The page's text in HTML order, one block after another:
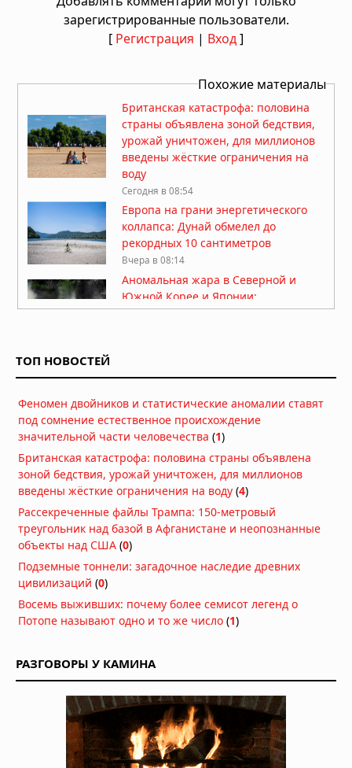
зарегистрированные пользователи.
[ Регистрация | Вход]
Похожие материалы
Британская катастрофа: половина
страны объявлена зоной бедствия,
урожай уничтожен, для миллионов
введены жёсткие ограничения на
воду
Сегодня в 08:54
Европа на грани энергетического
коллапса: Дунай обмелел до
рекордных 10 сантиметров
Вчера в 08:14
Аномальная жара в Северной и
Южной Корее и Японии:
отменённые матчи, погибшие львы
Реки Европы пересыхают: кризис
06.08.2026 в 09:04
Глобальное потепление ускорилось:
что показал новый анализ
04.08.2026 в 08:36
Изменение климата иссушает
почвы Европы: экстремальная
засуха 2026 года
Ученые нашли скрытую океанскую
климат Земли
28.07.2026 в 08:40
супер-Эль-Ниньо создают
атмосферный щит для США
25.07.2026 в 11:00
Температура океана бьет рекорды
50 дней подряд на фоне усиления
Эль-Ниньо
ТОП НОВОСТЕЙ
Феномен двойников и статистические аномалии ставят
под сомнение естественное происхождение
значительной части человечества (1)
Британская катастрофа: половина страны объявлена
зоной бедствия, урожай уничтожен, для миллионов
введены жёсткие ограничения на воду (4)
Рассекреченные файлы Трампа: 150-метровый
треугольник над базой в Афганистане и неопознанные
объекты над США (0)
Подземные тоннели: загадочное наследие древних
цивилизаций (0)
Восемь выживших: почему более семисот легенд о
Потопе называют одно и то же число (1)
РАЗГОВОРЫ У КАМИНА